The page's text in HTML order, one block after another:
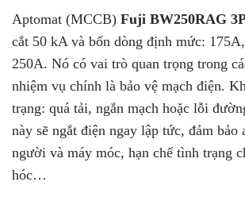
Aptomat (MCCB) Fuji BW250RAG
cắt 50 kA và bốn dòng định mức:
250A. Nó có vai trò quan trọng trong
nhiệm vụ chính là bảo vệ mạch điện.
trạng: quá tải, ngắn mạch hoặc lỗi
này sẽ ngắt điện ngay lập tức, đảm bảo
người và máy móc, hạn chế tình trạng
hóc…